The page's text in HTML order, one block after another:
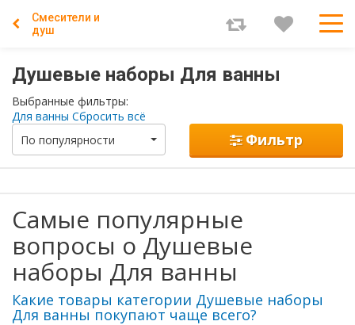
Смесители и
душ
Душевые наборы Для ванны
Выбранные фильтры:
Для ванны Сбросить всё
По популярности
Фильтр
Самые популярные
вопросы о Душевые
наборы Для ванны
Какие товары категории Душевые наборы
Для ванны покупают чаще всего?